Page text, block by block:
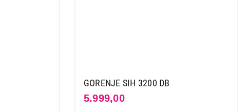
GORENJE SIH 3200 DB
5.999,00